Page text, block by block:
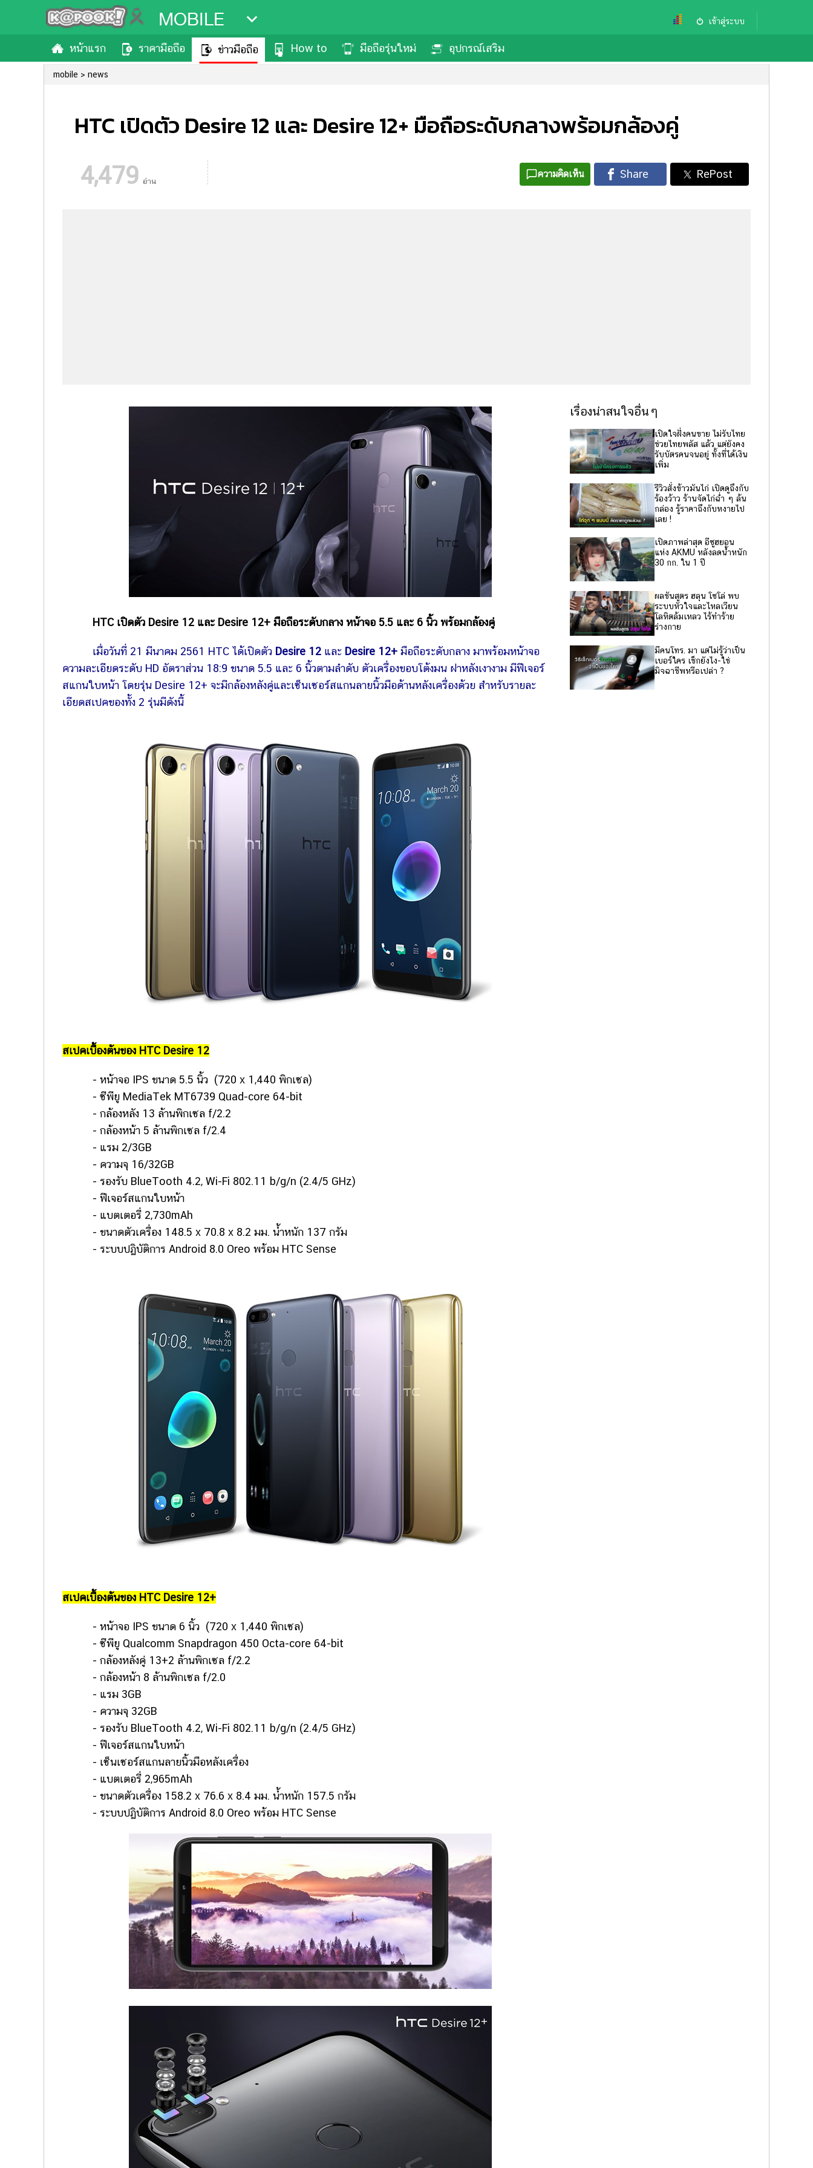
MOBILE เข้าสู่ระบบ
หน้าแรก ราคามือถือ ข่าวมือถือ How to มือถือรุ่นใหม่ อุปกรณ์เสริม
mobile news
HTC เปิดตัว Desire 12 และ Desire 12+ มือถือระดับกลางพร้อมกล้องคู่
4,479 อ่าน
ความคิดเห็น
HTC เปิดตัว Desire 12 และ Desire 12+ มือถือระดับกลาง หน้าจอ 5.5 และ 6 นิ้ว พร้อมกล้องคู่
เมื่อวันที่ 21 มีนาคม 2561 HTC ได้เปิดตัว Desire 12 และ Desire 12+ มือถือระดับกลาง มาพร้อมหน้าจอ
ความละเอียดระดับ HD อัตราส่วน 18:9 ขนาด 5.5 และ 6 นิ้วตามลำดับ ตัวเครื่องขอบโต้งมน ฝาหลังเงางาม มีฟีเจอร์
สแกนใบหน้า โดยรุ่น Desire 12+ จะมีกล้องหลังคู่และเซ็นเซอร์สแกนลายนิ้วมือด้านหลังเครื่องด้วย สำหรับรายละ
เอียดสเปคของทั้ง 2 รุ่นมีดังนี้
สเปคเบื้องต้นของ HTC Desire 12
- หน้าจอ IPS ขนาด 5.5 นิ้ว (720 x 1,440 พิกเซล)
- ซีพียู MediaTek MT6739 Quad-core 64-bit
- กล้องหลัง 13 ล้านพิกเซล f/2.2
- กล้องหน้า 5 ล้านพิกเซล f/2.4
- แรม 2/3GB
- ความจุ 16/32GB
- รองรับ BlueTooth 4.2, Wi-Fi 802.11 b/g/n (2.4/5 GHz)
- ฟีเจอร์สแกนใบหน้า
- แบตเตอรี่ 2,730mAh
- ขนาดตัวเครื่อง 148.5 x 70.8 x 8.2 มม. น้ำหนัก 137 กรัม
- ระบบปฏิบัติการ Android 8.0 Oreo พร้อม HTC Sense
สเปคเบื้องต้นของ HTC Desire 12+
- หน้าจอ IPS ขนาด 6 นิ้ว (720 x 1,440 พิกเซล)
- ซีพียู Qualcomm Snapdragon 450 Octa-core 64-bit
- กล้องหลังคู่ 13+2 ล้านพิกเซล f/2.2
- กล้องหน้า 8 ล้านพิกเซล f/2.0
- แรม 3GB
- ความจุ 32GB
- รองรับ BlueTooth 4.2, Wi-Fi 802.11 b/g/n (2.4/5 GHz)
- ฟีเจอร์สแกนใบหน้า
- เซ็นเซอร์สแกนลายนิ้วมือหลังเครื่อง
- แบตเตอรี่ 2,965mAh
- ขนาดตัวเครื่อง 158.2 x 76.6 x 8.4 มม. น้ำหนัก 157.5 กรัม
- ระบบปฏิบัติการ Android 8.0 Oreo พร้อม HTC Sense
เรื่องน่าสนใจอื่นๆ
เปิดใจฝั่งคนขาย ไม่รับไทย
ช่วยไทยพลัส แล้ว แต่ยังคง
รับบัตรคนจนอยู่ ทั้งที่ได้เงิน
เพิ่ม
รีวิวสั่งข้าวมันไก่ เปิดดูถึงกับ
ร้องว้าว ร้านจัดไก่ฉ่ำ ๆ ล้น
กล่อง รู้ราคาถึงกับหงายไป
เลย !
เปิดภาพล่าสุด อีซูฮยอน
แห่ง AKMU หลังลดน้ำหนัก
30 กก. ใน 1 ปี
ผลชันสูตร ฮลุน โซโล่ พบ
ระบบหัวใจและไหลเวียน
โลหิตล้มเหลว ไร้ทำร้าย
ร่างกาย
มีคนโทร. มา แต่ไม่รู้ว่าเป็น
เบอร์ใคร เช็กยังไง-ใช่
มิจฉาชีพหรือเปล่า ?